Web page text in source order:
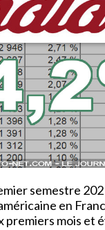
semestre
en
premiers mois et